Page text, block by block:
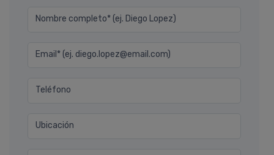
Nombre completo* (ej. Diego Lopez)
Email* (ej. diego.lopez@email.com)
Teléfono
Ubicación